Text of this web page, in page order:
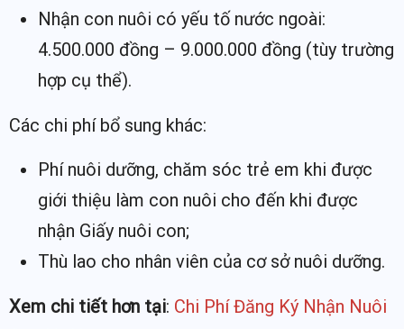
Nhận con nuôi có yếu tố nước ngoài:
4.500.000 đồng – 9.000.000 đồng (tùy trường
hợp cụ thể).
Các chi phí bổ sung khác:
Phí nuôi dưỡng, chăm sóc trẻ em khi được
giới thiệu làm con nuôi cho đến khi được
nhận Giấy nuôi con;
Thù lao cho nhân viên của cơ sở nuôi dưỡng.
Xem chi tiết hơn tại: Chi Phí Đăng Ký Nhận Nuôi